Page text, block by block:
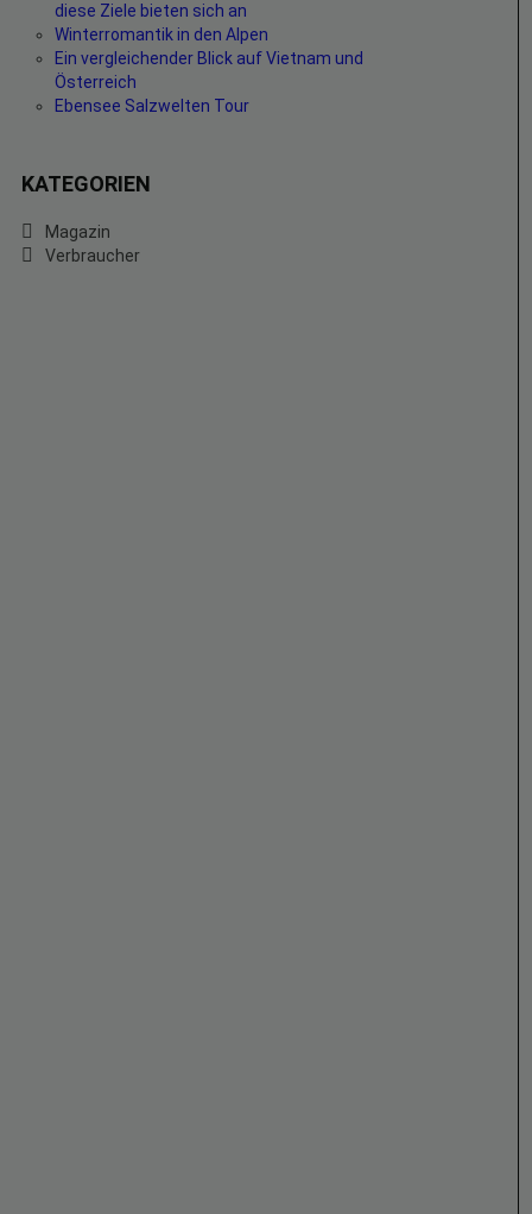
diese Ziele bieten sich an
Winterromantik in den Alpen
Ein vergleichender Blick auf Vietnam und
Österreich
Ebensee Salzwelten Tour
KATEGORIEN
Magazin
Verbraucher